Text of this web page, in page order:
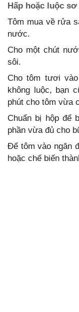
Hấp hoặc luộc
Tôm mua về rửa
nước.
Cho một chút
sôi.
Cho tôm tươi
không luộc, bạn
phút cho tôm vừa
Chuẩn bị hộp để
phần vừa đủ cho
Để tôm vào ngăn
hoặc chế biến